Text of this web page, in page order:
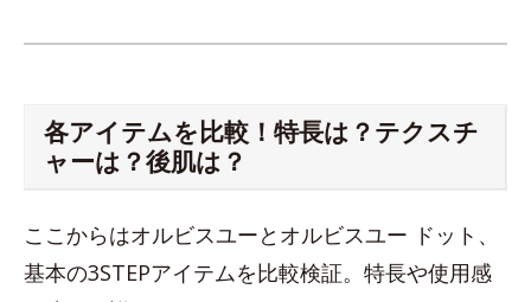
各アイテムを比較！特長は？テクスチ
ャーは？後肌は？
ここからはオルビスユーとオルビスユー ドット、
基本の3STEPアイテムを比較検証。特長や使用感